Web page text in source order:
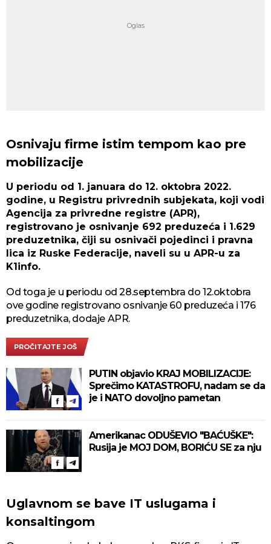
Osnivaju firme istim tempom kao pre
mobilizacije
U periodu od 1. januara do 12. oktobra 2022.
godine, u Registru privrednih subjekata, koji vodi
Agencija za privredne registre (APR),
registrovano je osnivanje 692 preduzeća i 1.629
preduzetnika, čiji su osnivači pojedinci i pravna
lica iz Ruske Federacije, naveli su u APR-u za
K1info.
Od toga je u periodu od 28.septembra do 12.oktobra
ove godine registrovano osnivanje 60 preduzeća i 176
preduzetnika, dodaje APR.
PROČITAJTE JOŠ
PUTIN objavio KRAJ MOBILIZACIJE:
Sprečimo KATASTROFU, nadam se da
je i NATO dovoljno pametan
Amerikanac ODUŠEVIO "BAĆUŠKE":
Rusija je MOJ DOM, BORIĆU SE za nju
Uglavnom se bave IT uslugama i
konsaltingom